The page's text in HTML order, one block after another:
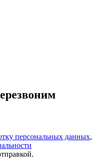
персональных данных,